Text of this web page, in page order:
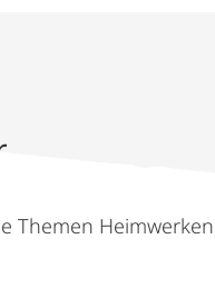
Themen